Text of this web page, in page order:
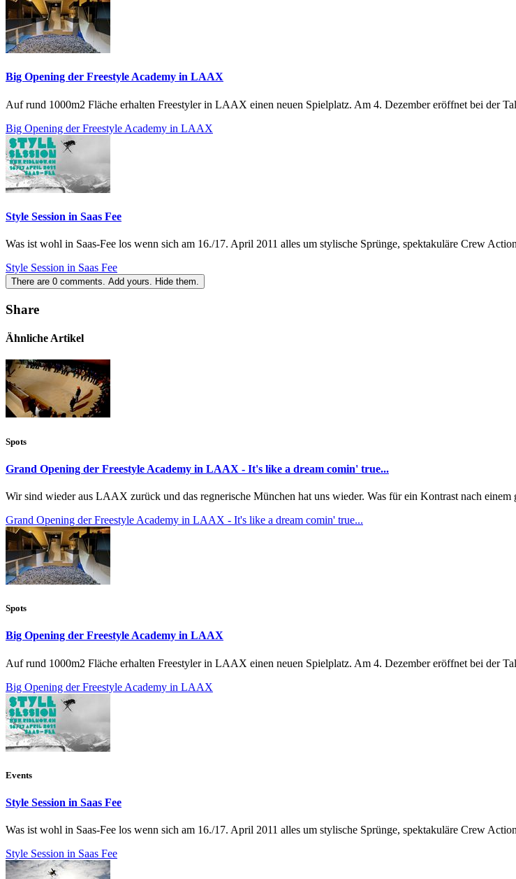
Big Opening der Freestyle Academy in LAAX
Auf rund 1000m2 Fläche erhalten Freestyler in LAAX einen neuen Spielplatz. Am 4. Dezember eröffnet bei der
Big Opening der Freestyle Academy in LAAX
Style Session in Saas Fee
Was ist wohl in Saas-Fee los wenn sich am 16./17. April 2011 alles um stylische Sprünge, spektakuläre Crew
Style Session in Saas Fee
There are 0 comments. Add yours. Hide them.
Share
Ähnliche Artikel
Spots
Grand Opening der Freestyle Academy in LAAX - It's like a dream comin' true...
Wir sind wieder aus LAAX zurück und das regnerische München hat uns wieder. Was für ein Kontrast nach einem
Grand Opening der Freestyle Academy in LAAX - It's like a dream comin' true...
Spots
Big Opening der Freestyle Academy in LAAX
Auf rund 1000m2 Fläche erhalten Freestyler in LAAX einen neuen Spielplatz. Am 4. Dezember eröffnet bei der
Big Opening der Freestyle Academy in LAAX
Events
Style Session in Saas Fee
Was ist wohl in Saas-Fee los wenn sich am 16./17. April 2011 alles um stylische Sprünge, spektakuläre Crew
Style Session in Saas Fee